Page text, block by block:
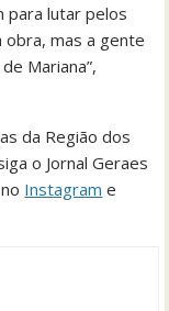
para lutar pelos
obra, mas a gente
Mariana”,
da Região dos
o Jornal Geraes
Instagram e